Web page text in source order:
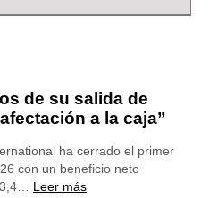
de su salida de
a la caja”
ha cerrado el primer
con un beneficio neto
Leer más